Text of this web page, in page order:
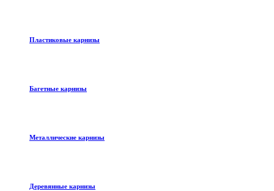
Пластиковые карнизы
Багетные карнизы
Металлические карнизы
Деревянные карнизы